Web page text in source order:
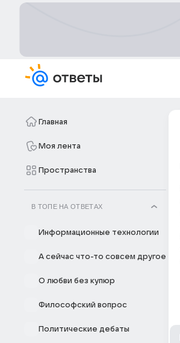
Главная
Моя лента
Пространства
В ТОПЕ НА ОТВЕТАХ
Информационные технологии
А сейчас что-то совсем другое
О любви без купюр
Философский вопрос
Политические дебаты